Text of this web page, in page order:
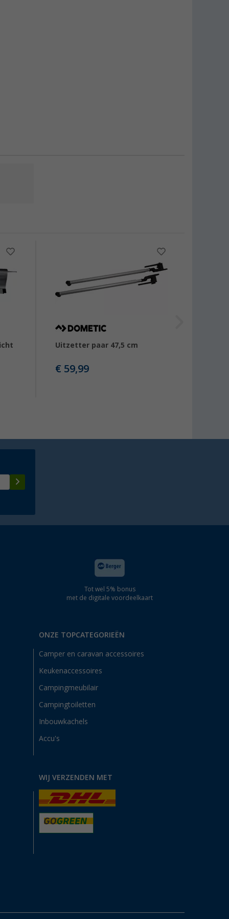
Uitzetter paar 47,5 cm
€ 59,99
Tot wel 5% bonus
met de digitale voordeelkaart
ONZE TOPCATEGORIEËN
Camper en caravan accessoires
Keukenaccessoires
Campingmeubilair
Campingtoiletten
Inbouwkachels
Accu's
WIJ VERZENDEN MET